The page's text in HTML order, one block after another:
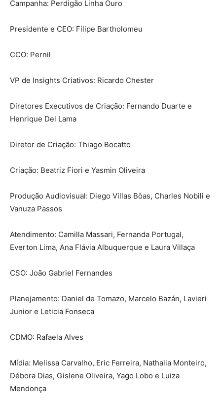
Campanha: Perdigão Linha Ouro
Presidente e CEO: Filipe Bartholomeu
CCO: Pernil
VP de Insights Criativos: Ricardo Chester
Diretores Executivos de Criação: Fernando Duarte e
Henrique Del Lama
Diretor de Criação: Thiago Bocatto
Criação: Beatriz Fiori e Yasmin Oliveira
Produção Audiovisual: Diego Villas Bôas, Charles Nobili e
Vanuza Passos
Atendimento: Camilla Massari, Fernanda Portugal,
Everton Lima, Ana Flávia Albuquerque e Laura Villaça
CSO: João Gabriel Fernandes
Planejamento: Daniel de Tomazo, Marcelo Bazán, Lavieri
Junior e Leticia Fonseca
CDMO: Rafaela Alves
Mídia: Melissa Carvalho, Eric Ferreira, Nathalia Monteiro,
Débora Dias, Gislene Oliveira, Yago Lobo e Luiza
Mendonça